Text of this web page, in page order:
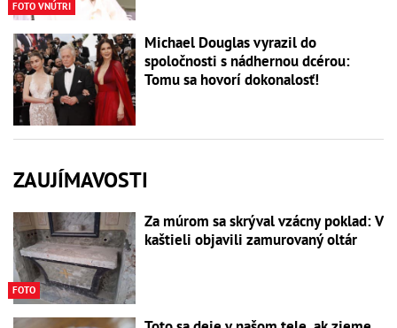
FOTO VNÚTRI
Michael Douglas vyrazil do
spoločnosti s nádhernou dcérou:
Tomu sa hovorí dokonalosť!
ZAUJÍMAVOSTI
FOTO
Za múrom sa skrýval vzácny poklad: V
kaštieli objavili zamurovaný oltár